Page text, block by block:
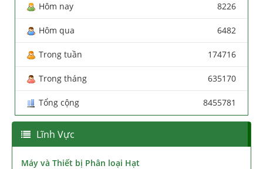
Hôm nay 8226
Hôm qua 6482
Trong tuần 174716
Trong tháng 635170
Tổng cộng 8455781
Lĩnh Vực
Máy và Thiết bị Phân loại Hạt